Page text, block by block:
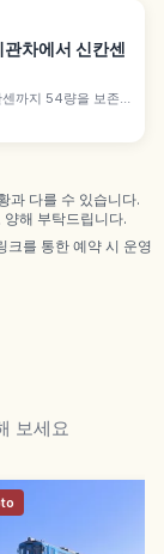
차에서 신칸센
까지 54량을 보존·
입니다. 부채꼴 차
전시와 체험 포인
과 다를 수 있습니다.
해 부탁드립니다.
크를 통한 예약 시 운영
보세요